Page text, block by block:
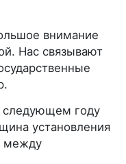
внимание
Нас связывают
следующем году
установления
между